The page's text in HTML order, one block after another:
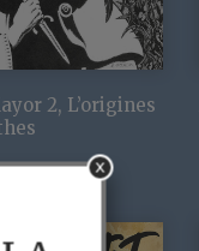
2, L’origines
x